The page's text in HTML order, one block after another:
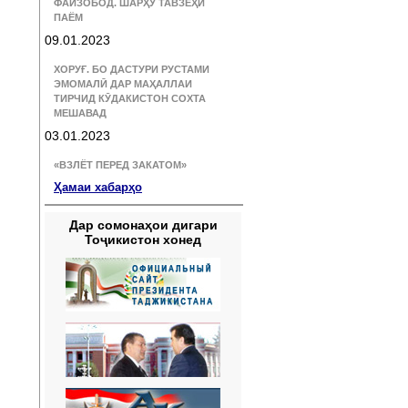
ФАЙЗОБОД. ШАРҲУ ТАВЗЕҲИ
ПАЁМ
09.01.2023
ХОРУҒ. БО ДАСТУРИ РУСТАМИ
ЭМОМАЛӢ ДАР МАҲАЛЛАИ
ТИРЧИД КӮДАКИСТОН СОХТА
МЕШАВАД
03.01.2023
«ВЗЛЁТ ПЕРЕД ЗАКАТОМ»
Ҳамаи хабарҳо
Дар сомонаҳои дигари
Тоҷикистон хонед